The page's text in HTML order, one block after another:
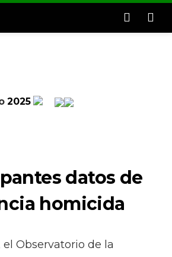
2025
datos de
homicida
Observatorio de la